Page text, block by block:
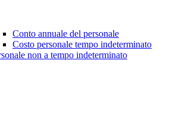
Conto annuale del personale
Costo personale tempo indeterminato
non a tempo indeterminato